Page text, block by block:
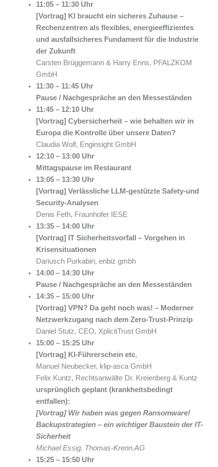
11:05 – 11:30 Uhr
[Vortrag] KI braucht ein sicheres Zuhause –
Rechenzentren als flexibles, energieeffizientes
und ausfallsicheres Fundament für die Industrie
der Zukunft
Carsten Brüggemann & Harry Enns, PFALZKOM
GmbH
11:30 – 11:45 Uhr
Pause / Nachgespräche an den Messeständen
11:45 – 12:10 Uhr
[Vortrag] Cybersicherheit – wie behalten wir in
Europa die Kontrolle über unsere Daten?
Claudia Wolf, Enginsight GmbH
12:10 – 13:00 Uhr
Mittagspause im Restaurant
13:05 – 13:30 Uhr
[Vortrag] Verlässliche LLM-gestützte Safety-und
Security-Analysen
Denis Feth, Fraunhofer IESE
13:35 – 14:00 Uhr
[Vortrag] IT Sicherheitsvorfall – Vorgehen in
Krisensituationen
Dariusch Purkabiri, enbiz gmbh
14:00 – 14:30 Uhr
Pause / Nachgespräche an den Messeständen
14:35 – 15:00 Uhr
[Vortrag] VPN? Da geht noch was! – Moderner
Netzwerkzugang nach dem Zero-Trust-Prinzip
Daniel Stutz, CEO, XplicitTrust GmbH
15:00 – 15:25 Uhr
[Vortrag] KI-Führerschein etc.
Manuel Neubecker, klip-asca GmbH
Felix Kuntz, Rechtsanwälte Dr. Kreienberg & Kuntz
ursprünglich geplant (krankheitsbedingt
entfallen):
[Vortrag] Wir haben was gegen Ransomware!
Backupstrategien – ein wichtiger Baustein der IT-
Sicherheit
Michael Essig, Thomas-Krenn.AG
15:25 – 15:50 Uhr